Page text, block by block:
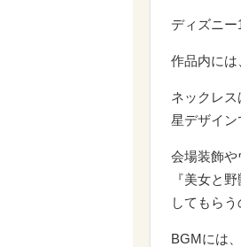
ディズニー
作品内には
ネックレ
星デザイン
会場装飾や
『美女と
してもらう
BGMには